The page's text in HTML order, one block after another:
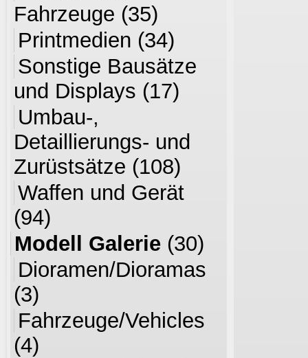
Fahrzeuge (35)
Printmedien (34)
Sonstige Bausätze
und Displays (17)
Umbau-,
Detaillierungs- und
Zurüstsätze (108)
Waffen und Gerät
(94)
Modell Galerie (30)
Dioramen/Dioramas
(3)
Fahrzeuge/Vehicles
(4)